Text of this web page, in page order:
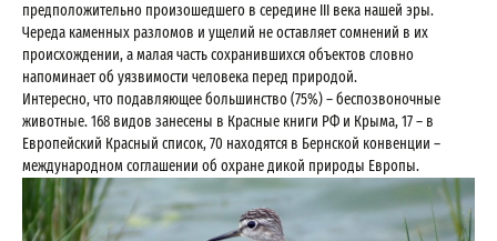
предположительно произошедшего в середине III века нашей эры.
Череда каменных разломов и ущелий не оставляет сомнений в их
происхождении, а малая часть сохранившихся объектов словно
напоминает об уязвимости человека перед природой.
Интересно, что подавляющее большинство (75%) – беспозвоночные
животные. 168 видов занесены в Красные книги РФ и Крыма, 17 – в
Европейский Красный список, 70 находятся в Бернской конвенции –
международном соглашении об охране дикой природы Европы.